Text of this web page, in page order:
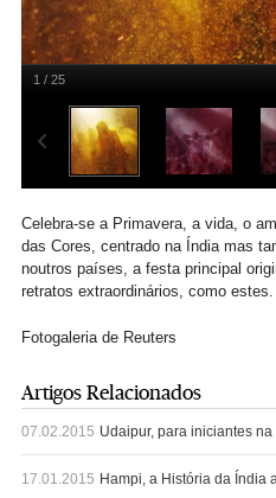
1 / 25
Celebra-se a Primavera, a vida, o
das Cores, centrado na Índia mas
noutros países, a festa principal
retratos extraordinários, como
Fotogaleria de Reuters
Artigos Relacionados
07.02.2015 Udaipur, para iniciantes na
17.01.2015 Hampi, a História da Índia